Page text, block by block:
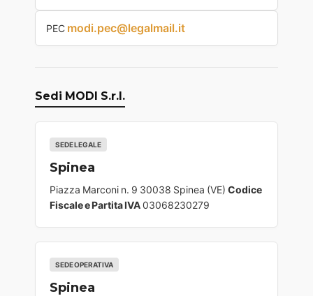
PEC modi.pec@legalmail.it
Sedi MODI S.r.l.
SEDE LEGALE
Spinea
Piazza Marconi n. 9 30038 Spinea (VE) Codice
Fiscale e Partita IVA03068230279
SEDE OPERATIVA
Spinea